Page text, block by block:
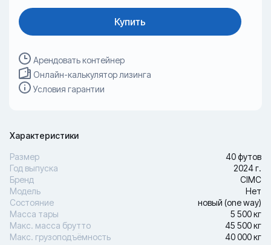
Купить
Арендовать контейнер
Онлайн-калькулятор лизинга
Условия гарантии
Характеристики
Размер
40 футов
Год выпуска
2024 г.
Бренд
CIMC
Модель
Нет
Состояние
новый (one way)
Масса тары
5 500 кг
Макс. масса брутто
45 500 кг
Макс. грузоподъёмность
40 000 кг